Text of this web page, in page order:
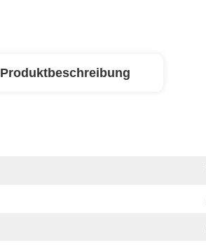
Produktbeschreibung